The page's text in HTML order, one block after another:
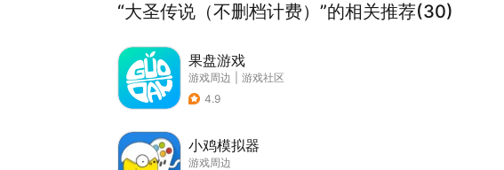
“大圣传说（不删档计费）”的相关推荐(30)
果盘游戏
游戏周边
游戏社区
4.9
小鸡模拟器
游戏周边